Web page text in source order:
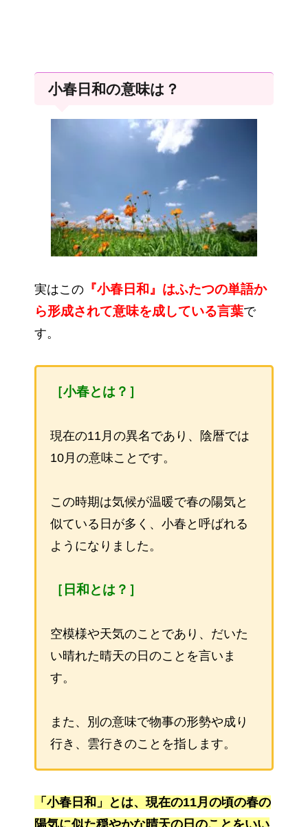
小春日和の意味は？
実はこの 『小春日和』はふたつの単語か
ら形成されて意味を成している言葉で
す。
［小春とは？］
現在の11月の異名であり、陰暦では
10月の意味ことです。
この時期は気候が温暖で春の陽気と
似ている日が多く、小春と呼ばれる
ようになりました。
［日和とは？］
空模様や天気のことであり、だいた
い晴れた晴天の日のことを言いま
す。
また、別の意味で物事の形勢や成り
行き、雲行きのことを指します。
「小春日和」とは、現在の11月の頃の春の